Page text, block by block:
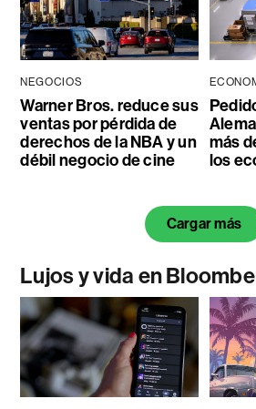
NEGOCIOS
Warner Bros. reduce sus
ventas por pérdida de
derechos de la NBA y un
débil negocio de cine
más
los
Cargar más
Lujos y vida en